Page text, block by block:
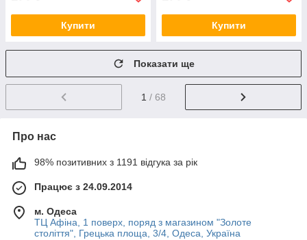
Купити Купити
Показати ще
1 / 68
Про нас
98% позитивних з 1191 відгука за рік
Працює з 24.09.2014
м. Одеса
ТЦ Афіна, 1 поверх, поряд з магазином "Золоте
століття", Грецька площа, 3/4, Одеса, Україна